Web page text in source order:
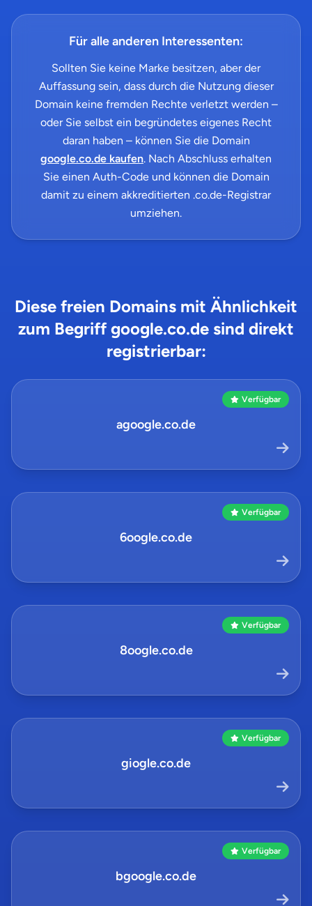
Für alle anderen Interessenten:
Sollten Sie keine Marke besitzen, aber der
Auffassung sein, dass durch die Nutzung dieser
Domain keine fremden Rechte verletzt werden –
oder Sie selbst ein begründetes eigenes Recht
daran haben – können Sie die Domain
google.co.de kaufen. Nach Abschluss erhalten
Sie einen Auth-Code und können die Domain
damit zu einem akkreditierten .co.de-Registrar
umziehen.
Diese freien Domains mit Ähnlichkeit
zum Begriff google.co.de sind direkt
registrierbar:
Verfügbar
agoogle.co.de
Verfügbar
6oogle.co.de
Verfügbar
8oogle.co.de
Verfügbar
giogle.co.de
Verfügbar
bgoogle.co.de